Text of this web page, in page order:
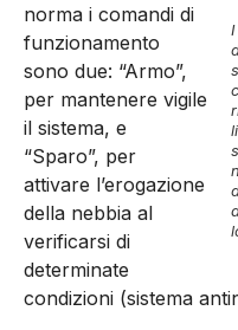
I
norma i comandi di
funzionamento
sono due: “Armo”,
per mantenere vigile
il sistema, e
“Sparo”, per
attivare l’erogazione
della nebbia al
verificarsi di
determinate
condizioni (sistema